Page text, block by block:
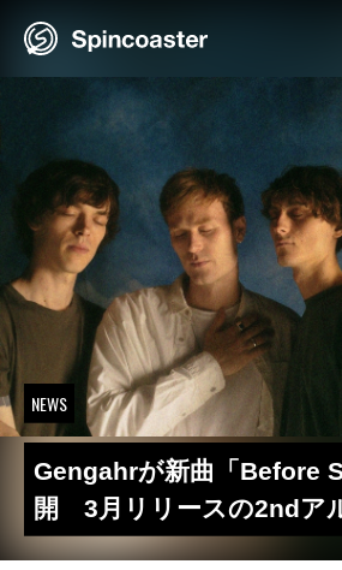
NEWS
Gengahrが新曲「Before
開 3月リリースの2ndア